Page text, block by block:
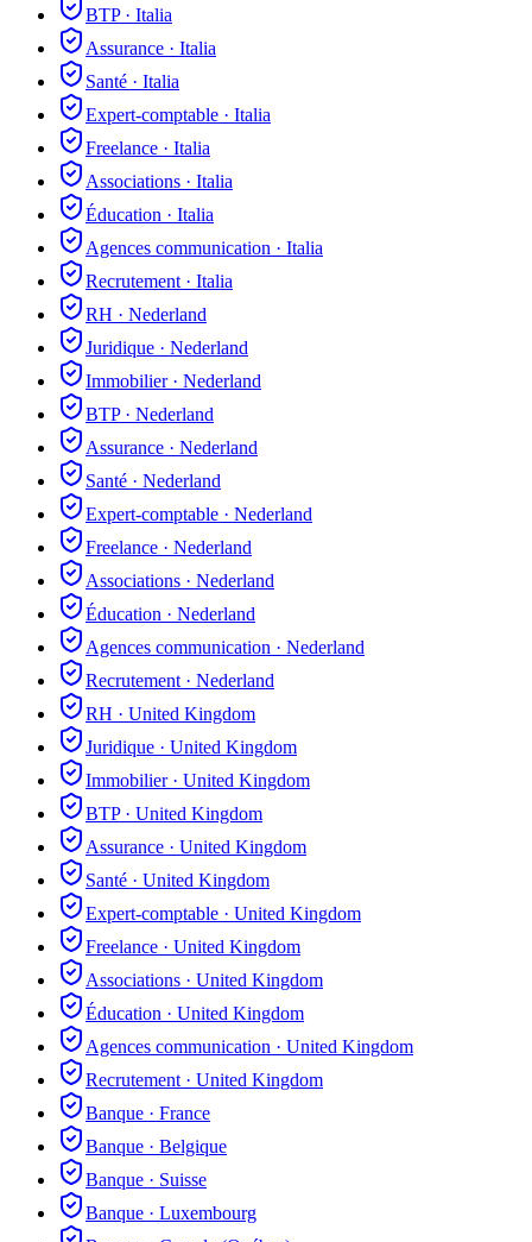
BTP· Italia
Assurance · Italia
Santé · Italia
Expert-comptable · Italia
Freelance · Italia
Associations · Italia
Éducation · Italia
Agences communication · Italia
Recrutement · Italia
RH · Nederland
Juridique · Nederland
Immobilier· Nederland
BTP· Nederland
Assurance · Nederland
Santé · Nederland
Expert-comptable · Nederland
Freelance · Nederland
Associations · Nederland
Éducation · Nederland
Agences communication · Nederland
Recrutement · Nederland
RH · United Kingdom
Juridique · United Kingdom
Immobilier· United Kingdom
BTP· United Kingdom
Assurance · United Kingdom
Santé · United Kingdom
Expert-comptable · United Kingdom
Freelance · United Kingdom
Associations · United Kingdom
Éducation · United Kingdom
Agences communication · United Kingdom
Recrutement · United Kingdom
Banque · France
Banque · Belgique
Banque · Suisse
Banque · Luxembourg